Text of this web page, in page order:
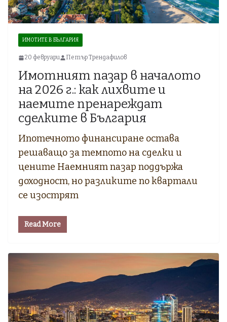
ИМОТИТЕ В БЪЛГАРИЯ
20 февруари Петър Трендафилов
Имотният пазар в началото
на 2026 г.: как лихвите и
наемите пренареждат
сделките в България
Ипотечното финансиране остава
решаващо за темпото на сделки и
цените Наемният пазар поддържа
доходност, но разликите по квартали
се изострят
Read More